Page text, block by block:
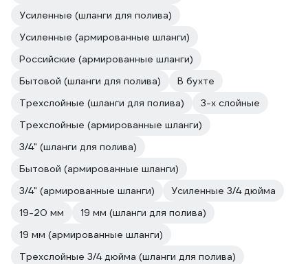
Усиленные (шланги для полива)
Усиленные (армированные шланги)
Российские (армированные шланги)
Бытовой (шланги для полива)
В бухте
Трехслойные (шланги для полива)
3-х слойные
Трехслойные (армированные шланги)
3/4" (шланги для полива)
Бытовой (армированные шланги)
3/4" (армированные шланги)
Усиленные 3/4 дюйма
19-20 мм
19 мм (шланги для полива)
19 мм (армированные шланги)
Трехслойные 3/4 дюйма (шланги для полива)